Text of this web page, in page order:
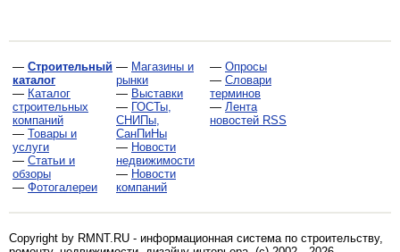
— Строительный
каталог
— Каталог
строительных
компаний
— Товары и
услуги
— Статьи и
обзоры
— Фотогалереи
— Магазины и
рынки
— Выставки
— ГОСТы,
СНИПы,
СанПиНы
— Новости
недвижимости
— Новости
компаний
— Опросы
— Словари
терминов
— Лента
новостей RSS
Copyright by RMNT.RU - информационная система по строительству,